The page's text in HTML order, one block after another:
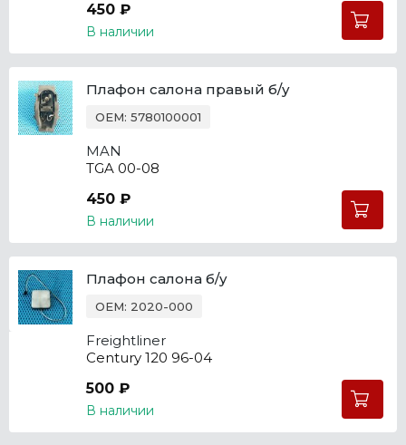
450 ₽
В наличии
Плафон салона правый б/у
OEM: 5780100001
MAN
TGA 00-08
450 ₽
В наличии
Плафон салона б/у
OEM: 2020-000
Freightliner
Century 120 96-04
500 ₽
В наличии